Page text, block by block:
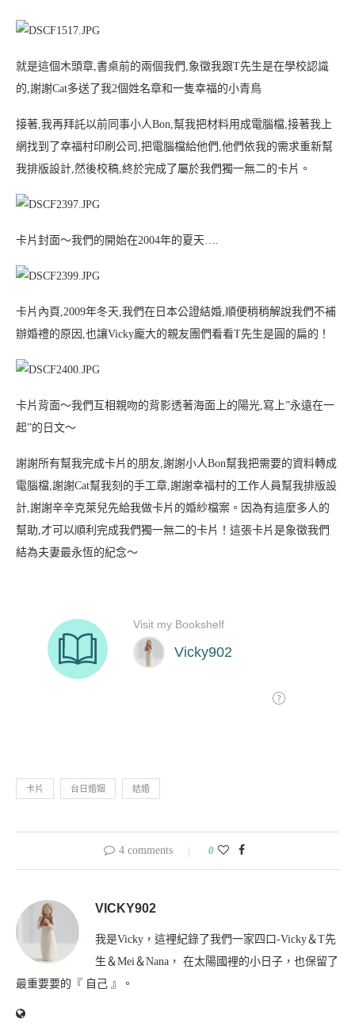
就是這個木頭章,書桌前的兩個我們,象徵我跟T先生是在學校認識
的,謝謝Cat多送了我2個姓名章和一隻幸福的小青鳥
接著,我再拜託以前同事小人Bon,幫我把材料用成電腦檔,接著我上
網找到了幸福村印刷公司,把電腦檔給他們,他們依我的需求重新幫
我排版設計,然後校稿,終於完成了屬於我們獨一無二的卡片。
卡片封面～我們的開始在2004年的夏天….
卡片內頁,2009年冬天,我們在日本公證結婚,順便稍稍解說我們不補
辦婚禮的原因,也讓Vicky龐大的親友團們看看T先生是圓的扁的！
卡片背面～我們互相親吻的背影透著海面上的陽光,寫上”永遠在一
起”的日文～
謝謝所有幫我完成卡片的朋友,謝謝小人Bon幫我把需要的資料轉成
電腦檔,謝謝Cat幫我刻的手工章,謝謝幸福村的工作人員幫我排版設
計,謝謝辛辛克萊兒先給我做卡片的婚紗檔案。因為有這麼多人的
幫助,才可以順利完成我們獨一無二的卡片！這張卡片是象徵我們
結為夫妻最永恆的紀念～
卡片 台日婚姻 結婚
4 comments 0
VICKY902
我是Vicky，這裡紀錄了我們一家四口-Vicky＆T先
生＆Mei＆Nana， 在太陽國裡的小日子，也保留了
最重要要的『 自己 』。